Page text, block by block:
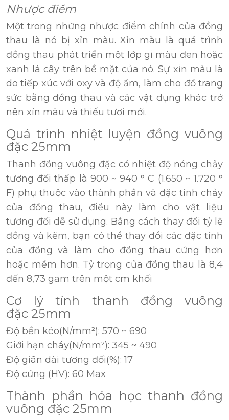
Nhược điểm
Một trong những nhược điểm chính của đồng
thau là nó bị xỉn màu. Xỉn màu là quá trình
đồng thau phát triển một lớp gỉ màu đen hoặc
xanh lá cây trên bề mặt của nó. Sự xỉn màu là
do tiếp xúc với oxy và độ ẩm, làm cho đồ trang
sức bằng đồng thau và các vật dụng khác trở
nên xỉn màu và thiếu tươi mới.
Quá trình nhiệt luyện đồng vuông
đặc 25mm
Thanh đồng vuông đặc có nhiệt độ nóng chảy
tương đối thấp là 900 ~ 940 ° C (1.650 ~ 1.720 °
F) phụ thuộc vào thành phần và đặc tính chảy
của đồng thau, điều này làm cho vật liệu
tương đối dễ sử dụng. Bằng cách thay đổi tỷ lệ
đồng và kẽm, bạn có thể thay đổi các đặc tính
của đồng và làm cho đồng thau cứng hơn
hoặc mềm hơn. Tỷ trọng của đồng thau là 8,4
đến 8,73 gam trên một cm khối
Cơ lý tính thanh đồng vuông
đặc 25mm
Độ bền kéo(N/mm²): 570 ~ 690
Giới hạn cháy(N/mm²): 345 ~ 490
Độ giãn dài tương đối(%): 17
Độ cứng (HV): 60 Max
Thành phần hóa học thanh đồng
vuông đặc 25mm